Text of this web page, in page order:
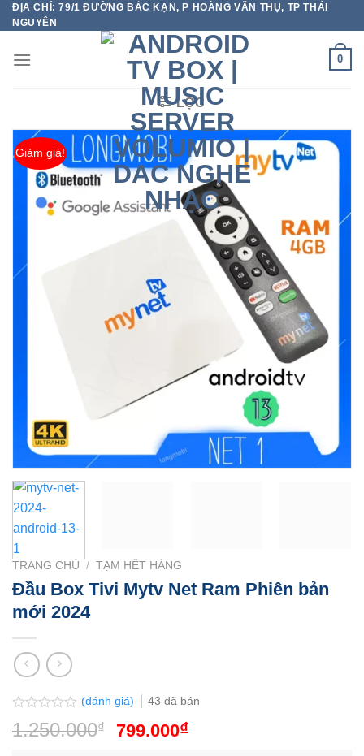
Chuyển
đến
dung
ĐỊA CHỈ: 79/1 ĐƯỜNG BẮC KẠN, P HOÀNG VĂN THỤ, TP THÁI
NGUYÊN
0
LỌC
Giảm giá!
TRANG CHỦ / TẠM HẾT HÀNG
Đầu Box Tivi Mytv Net Ram Phiên bản
mới 2024
Được
xếp
(đánh giá) 43 đã bán
1.250.000₫
Giá
799.000₫Giá